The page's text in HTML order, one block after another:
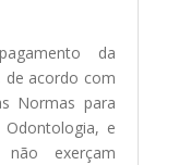
da
de acordo com
Normas para
Odontologia, e
exerçam